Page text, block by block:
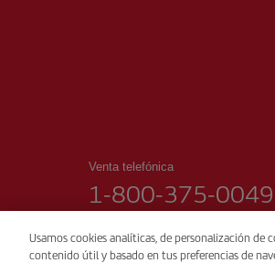
Venta telefónica
1-800-375-0049
Usamos cookies analíticas, de personalización
contenido útil y basado en tus preferencias de